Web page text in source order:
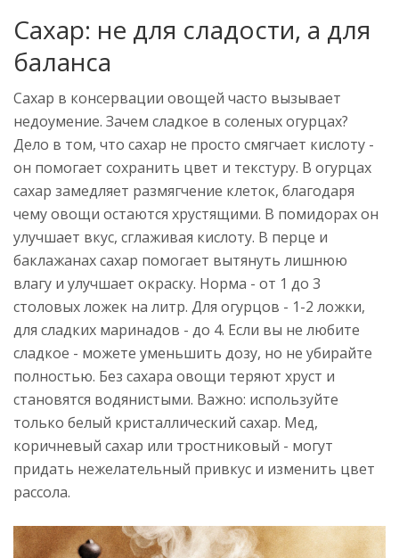
Сахар: не для сладости, а для
баланса
Сахар в консервации овощей часто вызывает
недоумение. Зачем сладкое в соленых огурцах?
Дело в том, что сахар не просто смягчает кислоту -
он помогает сохранить цвет и текстуру. В огурцах
сахар замедляет размягчение клеток, благодаря
чему овощи остаются хрустящими. В помидорах он
улучшает вкус, сглаживая кислоту. В перце и
баклажанах сахар помогает вытянуть лишнюю
влагу и улучшает окраску. Норма - от 1 до 3
столовых ложек на литр. Для огурцов - 1-2 ложки,
для сладких маринадов - до 4. Если вы не любите
сладкое - можете уменьшить дозу, но не убирайте
полностью. Без сахара овощи теряют хруст и
становятся водянистыми. Важно: используйте
только белый кристаллический сахар. Мед,
коричневый сахар или тростниковый - могут
придать нежелательный привкус и изменить цвет
рассола.